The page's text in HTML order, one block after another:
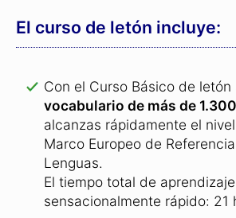
El curso de letón incluye:
Con el Curso Básico de letón
vocabulario de más de
alcanzas rápidamente el
Marco Europeo de
Lenguas.
El tiempo total de
sensacionalmente rápido: 21